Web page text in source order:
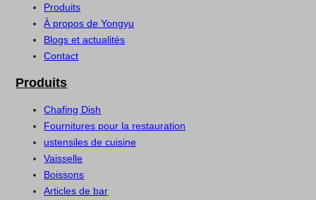
Produits
À propos de Yongyu
Blogs et actualités
Contact
Produits
Chafing Dish
Fournitures pour la restauration
ustensiles de cuisine
Vaisselle
Boissons
Articles de bar